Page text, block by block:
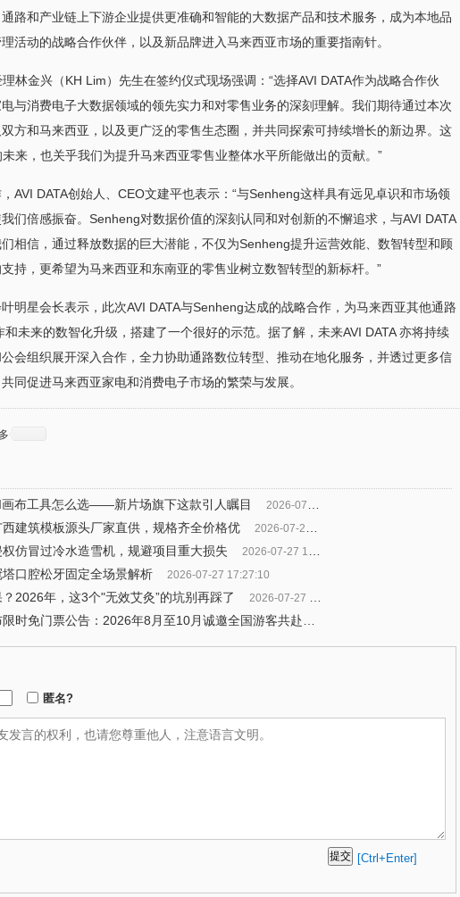
路和产业链上下游企业提供更准确和智能的大数据产品和技术服务，成为本地品
活动的战略合作伙伴，以及新品牌进入马来西亚市场的重要指南针。
林金兴（KH Lim）先生在签约仪式现场强调：“选择AVI DATA作为战略合作伙
与消费电子大数据领域的领先实力和对零售业务的深刻理解。我们期待通过本次
方和马来西亚，以及更广泛的零售生态圈，并共同探索可持续增长的新边界。这
来，也关乎我们为提升马来西亚零售业整体水平所能做出的贡献。”
AVI DATA创始人、CEO文建平也表示：“与Senheng这样具有远见卓识和市场领
们倍感振奋。Senheng对数据价值的深刻认同和对创新的不懈追求，与AVI DATA
相信，通过释放数据的巨大潜能，不仅为Senheng提升运营效能、数智转型和顾
持，更希望为马来西亚和东南亚的零售业树立数智转型的新标杆。”
明星会长表示，此次AVI DATA与Senheng达成的战略合作，为马来西亚其他通路
和未来的数智化升级，搭建了一个很好的示范。据了解，未来AVI DATA 亦将持续
会组织展开深入合作，全力协助通路数位转型、推动在地化服务，并透过更多信
同促进马来西亚家电和消费电子市场的繁荣与发展。
布工具怎么选——新片场旗下这款引人瞩目 2026-07-28 09:53:49
建筑模板源头厂家直供，规格齐全价格优 2026-07-27 18:32:20
仿冒过冷水造雪机，规避项目重大损失 2026-07-27 18:00:36
口腔松牙固定全场景解析 2026-07-27 17:27:10
2026年，这3个"无效艾灸”的坑别再踩了 2026-07-27 16:44:34
匿名?
[Ctrl+Enter]